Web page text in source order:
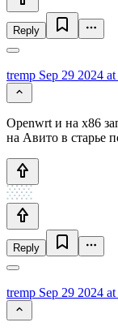
Reply
tremp Sep 29 2024
Openwrt и на x86
на Авито в старье
Reply
tremp Sep 29 2024